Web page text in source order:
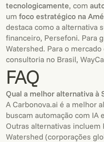
tecnologicamente, com
um foco estratégico na
destaca como a alternativa
financeiro, Persefoni. Para
Watershed. Para o
consultoria no Brasil,
FAQ
Qual a melhor alternativa à
A Carbonova.ai é a melhor
buscam automação com IA
Outras alternativas
Watershed (corporações